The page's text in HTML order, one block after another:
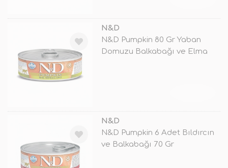
N&D
N&D Pumpkin 80 Gr Yaban
Domuzu Balkabağı ve Elma
N&D
N&D Pumpkin 6 Adet Bıldırcın
ve Balkabağı 70 Gr